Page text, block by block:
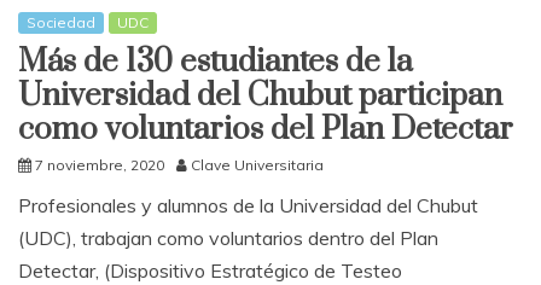
Sociedad UDC
Más de 130 estudiantes de la
Universidad del Chubut participan
como voluntarios del Plan Detectar
7 noviembre, 2020 Clave Universitaria
Profesionales y alumnos de la Universidad del Chubut
(UDC), trabajan como voluntarios dentro del Plan
Detectar, (Dispositivo Estratégico de Testeo